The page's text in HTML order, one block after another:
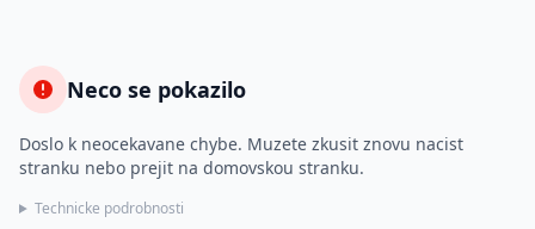
Neco se pokazilo
Doslo k neocekavane chybe. Muzete zkusit znovu nacist
stranku nebo prejit na domovskou stranku.
Technicke podrobnosti